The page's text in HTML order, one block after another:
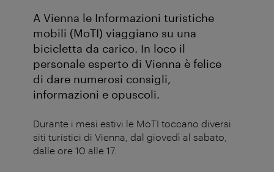
A Vienna le Informazioni turistiche
mobili (MoTI) viaggiano su una
bicicletta da carico. In loco il
personale esperto di Vienna è felice
di dare numerosi consigli,
informazioni e opuscoli.
Durante i mesi estivi le MoTI toccano diversi
siti turistici di Vienna, dal giovedì al sabato,
dalle ore 10 alle 17.